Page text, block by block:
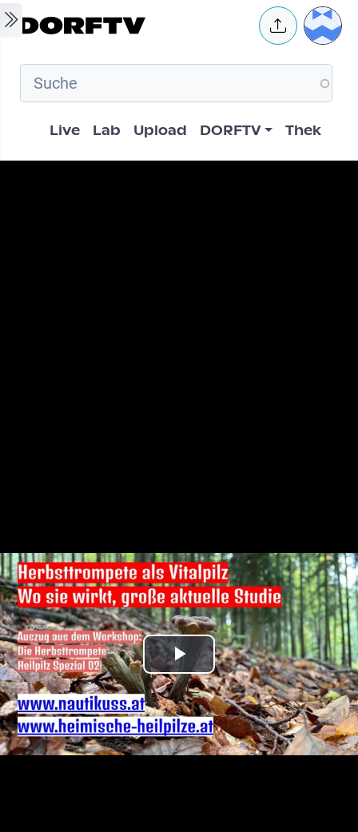
Skip to main content User
Hauptnavigation
Live Lab Upload DORFTV Thek
Play
Video